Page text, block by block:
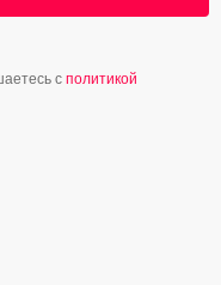
с политикой